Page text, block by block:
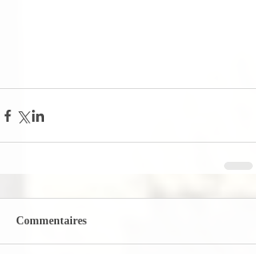
Commentaires